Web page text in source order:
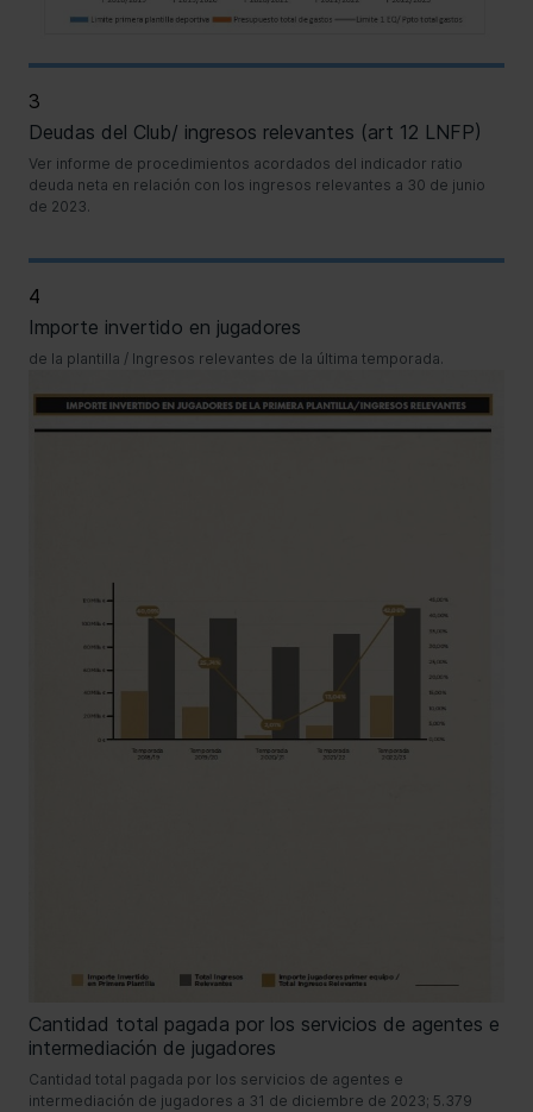
3
Deudas del Club/ ingresos relevantes (art 12 LNFP)
Ver informe de procedimientos acordados del indicador ratio
deuda neta en relación con los ingresos relevantes a 30 de junio
de 2023.
4
Importe invertido en jugadores
de la plantilla / Ingresos relevantes de la última temporada.
Cantidad total pagada por los servicios de agentes e
intermediación de jugadores
Cantidad total pagada por los servicios de agentes e
intermediación de jugadores a 31 de diciembre de 2023; 5.379